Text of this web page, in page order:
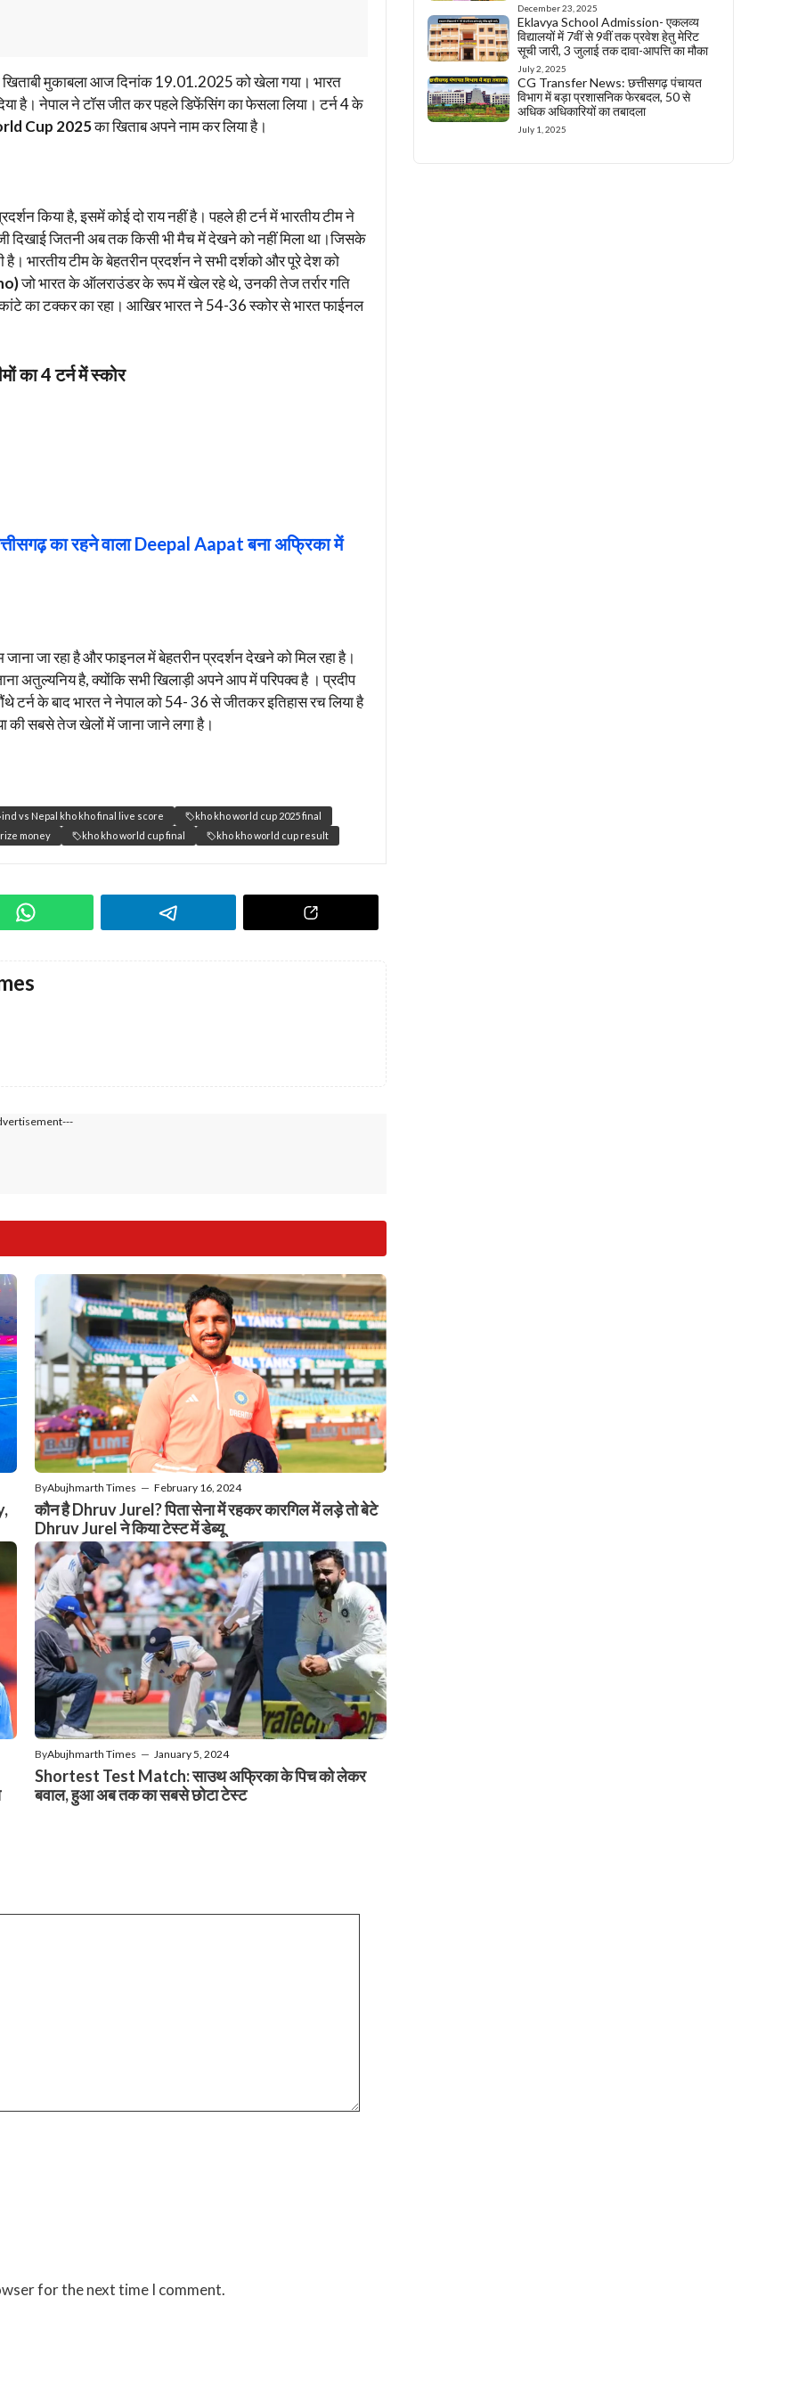
खिताबी मुकाबला आज दिनांक 19.01.2025 को खेला गया। भारत
है। नेपाल ने टॉस जीत कर पहले डिफेंसिंग का फेसला लिया। टर्न 4 के
Cup 2025का खिताब अपने नाम कर लिया है।
किया है, इसमें कोई दो राय नहीं है। पहले ही टर्न में भारतीय टीम ने
दिखाई जितनी अब तक किसी भी मैच में देखने को नहीं मिला था।जिसके
भारतीय टीम के बेहतरीन प्रदर्शन ने सभी दर्शको और पूरे देश को
जो भारत के ऑलराउंडर के रूप में खेल रहे थे, उनकी तेज तर्रार गति
का टक्कर का रहा। आखिर भारत ने 54-36 स्कोर से भारत फाईनल
का 4 टर्न में स्कोर
का रहने वाला Deepal Aapat बना अफ्रिका में
जा रहा है और फाइनल में बेहतरीन प्रदर्शन देखने को मिल रहा है।
अतुल्यनिय है, क्योंकि सभी खिलाड़ी अपने आप में परिपक्व है । प्रदीप
टर्न के बाद भारत ने नेपाल को 54- 36 से जीतकर इतिहास रच लिया है
की सबसे तेज खेलों में जाना जाने लगा है।
ind vs Nepal kho kho final live score
kho kho world cup 2025 final
money kho kho world cup final kho kho world cup result
ByAbujhmarth Times — February 16, 2024
कौन है Dhruv Jurel? पिता सेना में रहकर कारगिल में लड़े तो बेटे
Dhruv Jurel ने किया टेस्ट में डेब्यू
ByAbujhmarth Times — January 5, 2024
Shortest Test Match: साउथ अफ्रिका के पिच को लेकर
बवाल, हुआ अब तक का सबसे छोटा टेस्ट
for the next time I comment.
December 23, 2025
Eklavya School Admission- एकलव्य
विद्यालयों में 7वीं से 9वीं तक प्रवेश हेतु मेरिट
सूची जारी, 3 जुलाई तक दावा-आपत्ति का मौका
July 2, 2025
CG Transfer News: छत्तीसगढ़ पंचायत
विभाग में बड़ा प्रशासनिक फेरबदल, 50 से
अधिक अधिकारियों का तबादला
July 1, 2025